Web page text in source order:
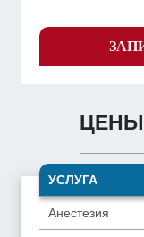
ЦЕНЫ
УСЛУГА
Анестезия